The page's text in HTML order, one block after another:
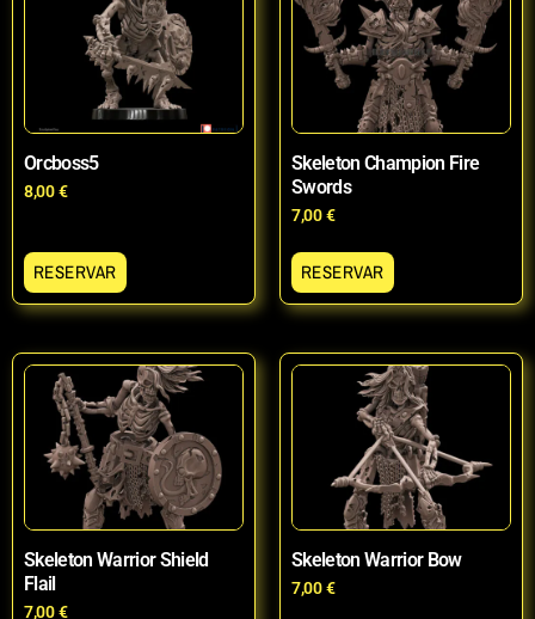
Orcboss5
8,00€
RESERVAR
Skeleton Champion Fire
Swords
7,00€
RESERVAR
Skeleton Warrior Shield
Flail
7,00€
Skeleton Warrior Bow
7,00€